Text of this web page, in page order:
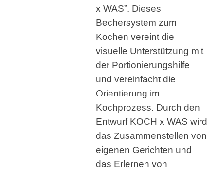
x WAS”. Dieses
Bechersystem zum
Kochen vereint die
visuelle Unterstützung mit
der Portionierungshilfe
und vereinfacht die
Orientierung im
Kochprozess. Durch den
Entwurf KOCH x WAS wird
das Zusammenstellen von
eigenen Gerichten und
das Erlernen von